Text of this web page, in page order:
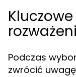
Podczas
zwrócić